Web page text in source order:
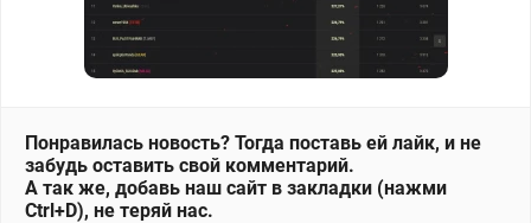
Понравилась новость? Тогда поставь ей лайк, и не
забудь оставить свой комментарий.
А так же, добавь наш сайт в закладки (нажми
Ctrl+D), не теряй нас.